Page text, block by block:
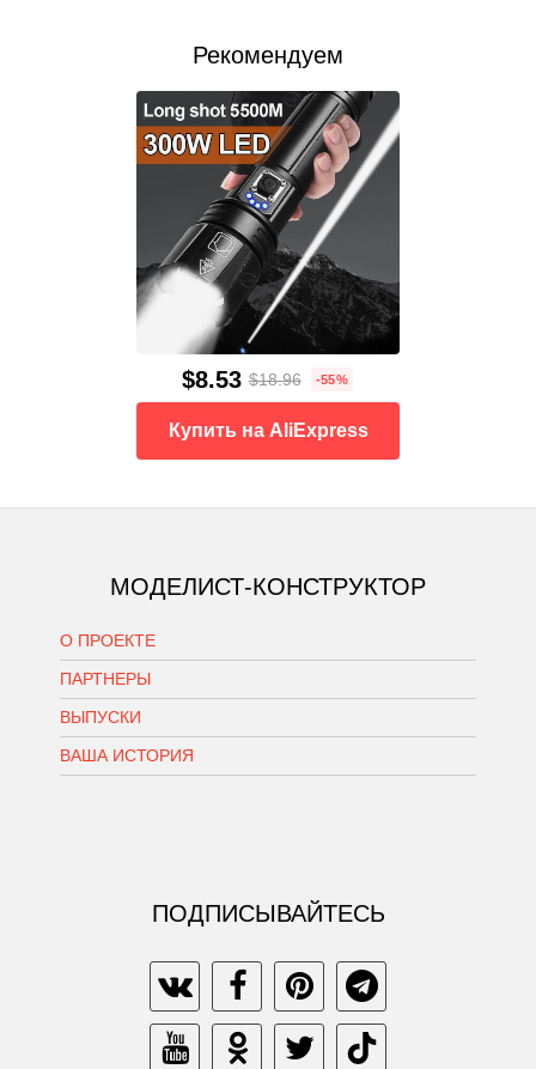
Рекомендуем
$8.53 $18.96 -55%
Купить на AliExpress
МОДЕЛИСТ-КОНСТРУКТОР
О ПРОЕКТЕ
ПАРТНЕРЫ
ВЫПУСКИ
ВАША ИСТОРИЯ
ПОДПИСЫВАЙТЕСЬ